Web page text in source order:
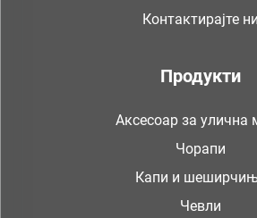
Контактирајте ни
Продукти
Аксесоар за улична
Чорапи
Капи и
Чевли